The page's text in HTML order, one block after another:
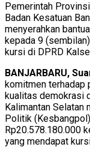
Pemerintah
Badan Kesatuan
menyerahkan
kepada 9
kursi di DPRD
BANJARBARU,
komitmen terhadap
kualitas demokrasi
Kalimantan Selatan
Politik
Rp20.578.180.000
yang mendapat